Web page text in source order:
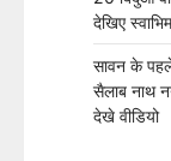
देखिए
सावन के
सैलाब नाथ
देखे वीडियो